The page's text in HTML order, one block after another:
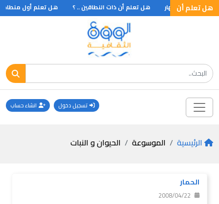
هل تعلم أن
الليل والنهار هل تعلم أن ذات النطاقين .. ؟ هل تعلم أول منطاد
تسجيل دخول انشاء حساب
الرئيسية الموسوعة الحيوان و النبات
الحمار
2008/04/22